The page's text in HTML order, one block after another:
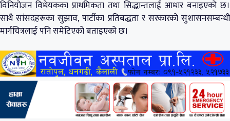
विनियोजन विधेयकका प्राथमिकता तथा सिद्धान्तलाई आधार बनाइएको छ।
साथै सांसदहरूका सुझाव, पार्टीका प्रतिबद्धता र सरकारको सुशासनसम्बन्धी
मार्गचित्रलाई पनि समेटिएको बताइएको छ।